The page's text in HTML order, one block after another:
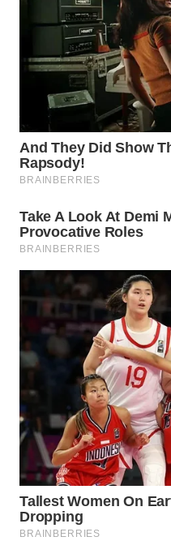
WN
BOROBUDUR
MADURA
WN
SURABAYA
NATUNA
BINTAN
WN
MANDALIKA
LIKUPANG
WN
LABUANBAJO
WN
BORNEO